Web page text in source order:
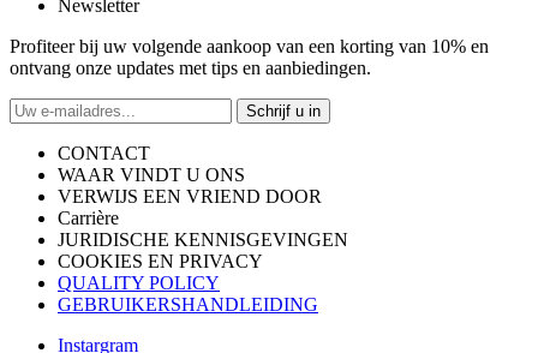
Newsletter
Profiteer bij uw volgende aankoop van een korting van 10% en
ontvang onze updates met tips en aanbiedingen.
Schrijf u in
CONTACT
WAAR VINDT U ONS
VERWIJS EEN VRIEND DOOR
Carrière
JURIDISCHE KENNISGEVINGEN
COOKIES EN PRIVACY
QUALITY POLICY
GEBRUIKERSHANDLEIDING
Instargram